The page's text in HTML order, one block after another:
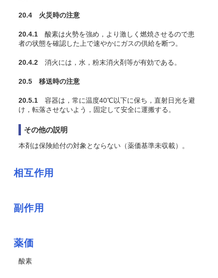
20.4 火災時の注意
20.4.1 酸素は火勢を強め，より激しく燃焼させるので患
者の状態を確認した上で速やかにガスの供給を断つ。
20.4.2 消火には，水，粉末消火剤等が有効である。
20.5 移送時の注意
20.5.1 容器は，常に温度40℃以下に保ち，直射日光を避
け，転落させないよう，固定して安全に運搬する。
その他の説明
本剤は保険給付の対象とならない（薬価基準未収載）。
相互作用
副作用
薬価
酸素